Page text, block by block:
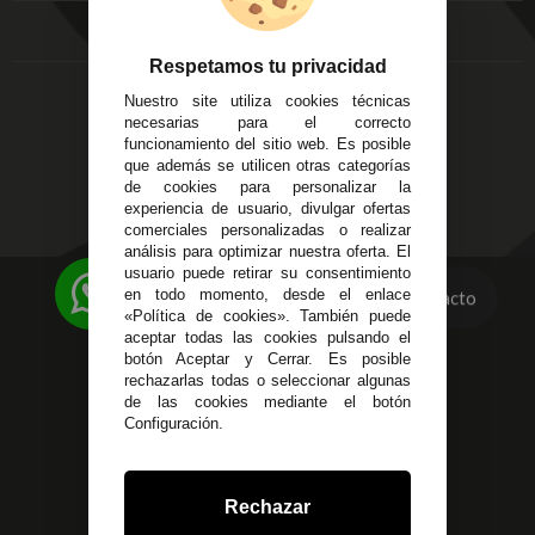
Córdoba
14
Alzira - Valencia
C/ Esplugues, 135
Aviso Legal
Devoluciones
Política de Privacidad
Pago Seguro
Terminos y
Condiciones Generales
Políticas de Cookies
623 23 31 98
Atendemos Whatsapp
955 44 45 43/955 44 45 44
info@steielectronica.com
Avenida Plaza de Toros,
Local 3 Écija (Sevilla)
Contacto
Respetamos tu privacidad
Nuestro site utiliza cookies técnicas
necesarias para el correcto
funcionamiento del sitio web. Es posible
que además se utilicen otras categorías
de cookies para personalizar la
experiencia de usuario, divulgar ofertas
comerciales personalizadas o realizar
análisis para optimizar nuestra oferta. El
usuario puede retirar su consentimiento
en todo momento, desde el enlace
«Política de cookies». También puede
aceptar todas las cookies pulsando el
botón Aceptar y Cerrar. Es posible
rechazarlas todas o seleccionar algunas
de las cookies mediante el botón
Configuración.
Rechazar